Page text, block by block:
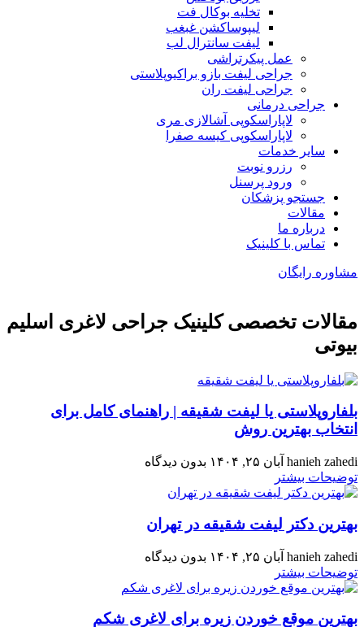
تخلیه بوکال فت
لیپوساکشن غبغب
لیفت سانترال لب
عمل پیکرتراشی
جراحی لیفت بازو براکیوپلاستی
جراحی لیفت ران
جراحی درمانی
لاپاراسکوپی آشالازی مری
لاپاراسکوپی کیسه صفرا
سایر خدمات
رزرو نوبت
ورود پرسنل
جستجو پزشکان
مقالات
درباره ما
تماس با کلینیک
مشاوره رایگان
مقالات تخصصی کلینیک جراحی لاغری اسلیم
بیوتی
بلفاروپلاستی یا لیفت شقیقه | راهنمای کامل برای
انتخاب بهترین روش
hanieh zahedi آبان ۲۵, ۱۴۰۴
بدون دیدگاه
توضیحات بیشتر
بهترین دکتر لیفت شقیقه در تهران
hanieh zahedi آبان ۲۵, ۱۴۰۴
بدون دیدگاه
توضیحات بیشتر
بهترین موقع خوردن زیره برای لاغری شکم